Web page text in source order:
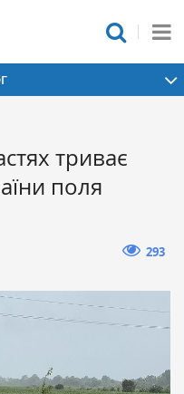
триває
поля
293